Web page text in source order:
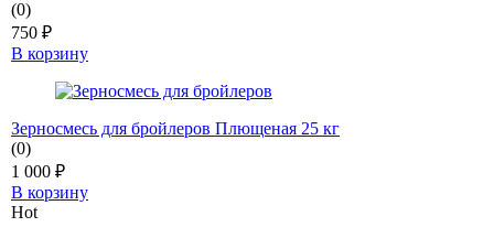
(0)
750 ₽
В корзину
Зерносмесь для бройлеров Плющеная 25 кг
(0)
1 000 ₽
В корзину
Hot